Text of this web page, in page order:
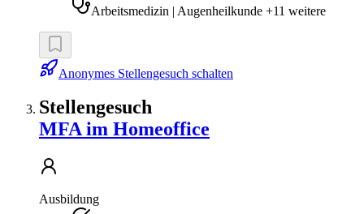
Arbeitsmedizin | Augenheilkunde +11 weitere
Anonymes Stellengesuch schalten
Stellengesuch
MFA im Homeoffice
Ausbildung